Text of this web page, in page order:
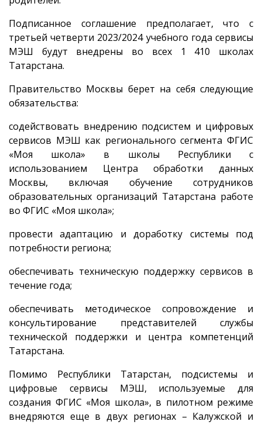
Подписанное соглашение предполагает, что с
третьей четверти 2023/2024 учебного года сервисы
МЭШ будут внедрены во всех 1 410 школах
Татарстана.
Правительство Москвы берет на себя следующие
обязательства:
содействовать внедрению подсистем и цифровых
сервисов МЭШ как регионального сегмента ФГИС
«Моя школа» в школы Республики с
использованием Центра обработки данных
Москвы, включая обучение сотрудников
образовательных организаций Татарстана работе
во ФГИС «Моя школа»;
провести адаптацию и доработку системы под
потребности региона;
обеспечивать техническую поддержку сервисов в
течение года;
обеспечивать методическое сопровождение и
консультирование представителей службы
технической поддержки и центра компетенций
Татарстана.
Помимо Республики Татарстан, подсистемы и
цифровые сервисы МЭШ, используемые для
создания ФГИС «Моя школа», в пилотном режиме
внедряются еще в двух регионах – Калужской и